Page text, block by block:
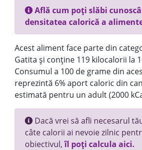
Află cum poți slăbi
densitatea calorică a
Acest aliment face parte din
Gatita și conține 119 kilocalorii la
Consumul a 100 de grame din
reprezintă 6% aport caloric din
estimată pentru un adult (2000
Dacă vrei să afli necesarul
câte calorii ai nevoie zilnic
obiectivul,îl poți calcula aici.